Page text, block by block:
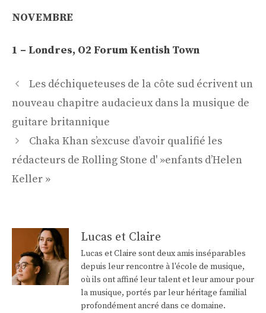
NOVEMBRE
1 – Londres, O2 Forum Kentish Town
Navigation
des
articles
Les déchiqueteuses de la côte sud écrivent un
nouveau chapitre audacieux dans la musique de
guitare britannique
Chaka Khan s’excuse d’avoir qualifié les
rédacteurs de Rolling Stone d' »enfants d’Helen
Keller »
Lucas et Claire
Lucas et Claire sont deux amis inséparables
depuis leur rencontre à l'école de musique,
où ils ont affiné leur talent et leur amour pour
la musique, portés par leur héritage familial
profondément ancré dans ce domaine.